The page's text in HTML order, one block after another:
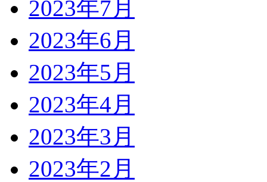
2023年7月
2023年6月
2023年5月
2023年4月
2023年3月
2023年2月